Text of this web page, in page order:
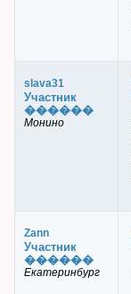
slava31
Участник
������
Монино
Zann
Участник
������
Екатеринбург